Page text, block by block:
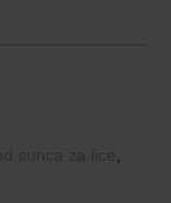
sunca za lice